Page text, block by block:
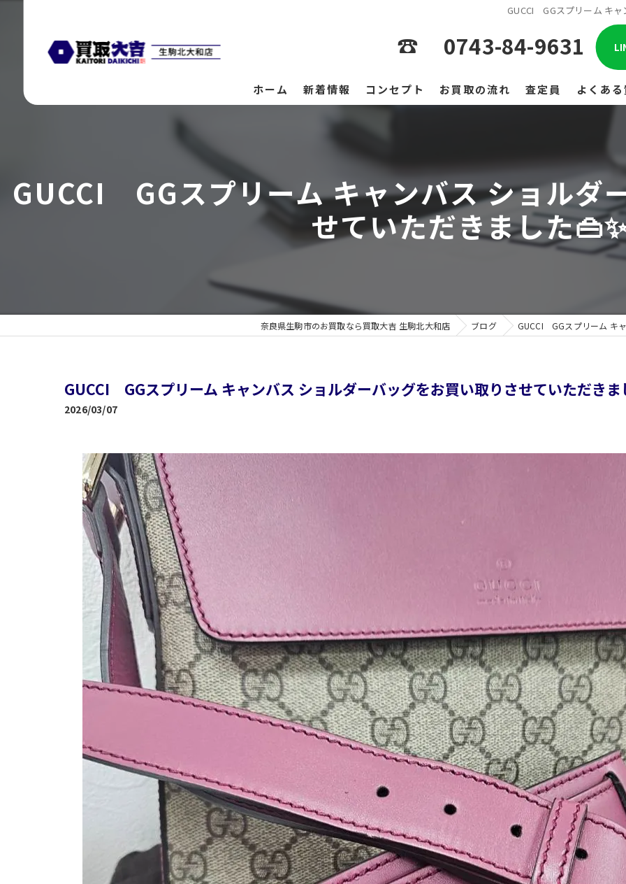
GUCCI GGスプリーム キャ
0743-84-9631
ホーム 新着情報 コンセプト お買取の流れ 査定員 よくある
GUCCI GGスプリーム キャンバス ショルダ
せていただきました
奈良県生駒市のお買取なら買取大吉 生駒北大和店 ブログ GUCCI GGスプリーム キ
GUCCI GGスプリーム キャンバス ショルダーバッグをお買い取りさせていただきま
2026/03/07